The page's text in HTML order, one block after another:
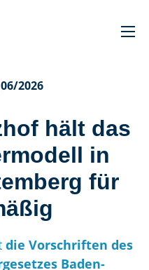
06/2026
hält das
in
für
die Vorschriften des
Baden-